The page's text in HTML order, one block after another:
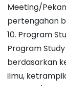
Meeting/
pertengahan
10. Program
Program
berdasarkan
ilmu,